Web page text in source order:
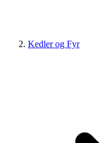
Kedler og Fyr